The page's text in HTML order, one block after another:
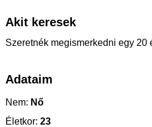
Akit keresek
Szeretnék megismerkedni egy 20
Adataim
Nem: Nő
Életkor: 23